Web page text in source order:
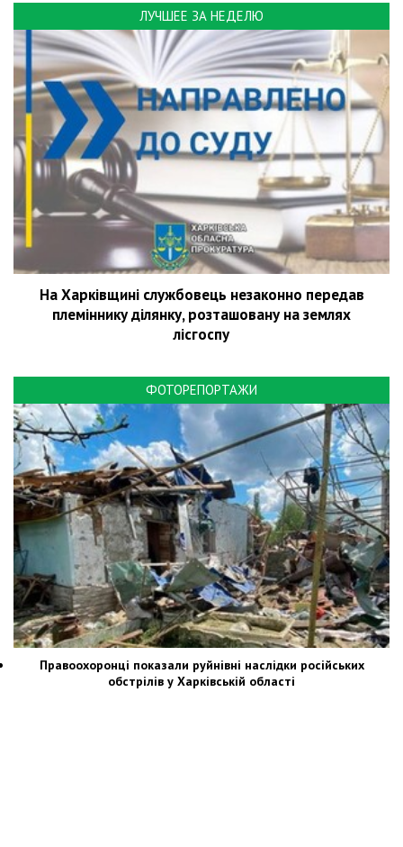
ЛУЧШЕЕ ЗА НЕДЕЛЮ
На Харківщині службовець незаконно передав
племіннику ділянку, розташовану на землях
лісгоспу
ФОТОРЕПОРТАЖИ
Правоохоронці показали руйнівні наслідки російських
обстрілів у Харківській області